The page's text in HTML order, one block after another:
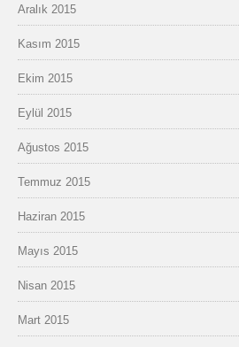
Aralık 2015
Kasım 2015
Ekim 2015
Eylül 2015
Ağustos 2015
Temmuz 2015
Haziran 2015
Mayıs 2015
Nisan 2015
Mart 2015